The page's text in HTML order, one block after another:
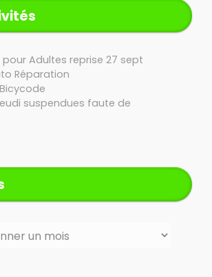
Adultes reprise 27 sept
Réparation
suspendues faute de